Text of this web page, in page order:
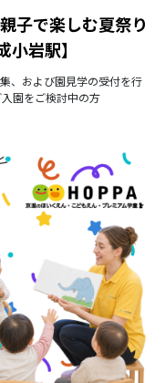
子で楽しむ夏祭り
岩駅】
、および園見学の受付を行
園をご検討中の方